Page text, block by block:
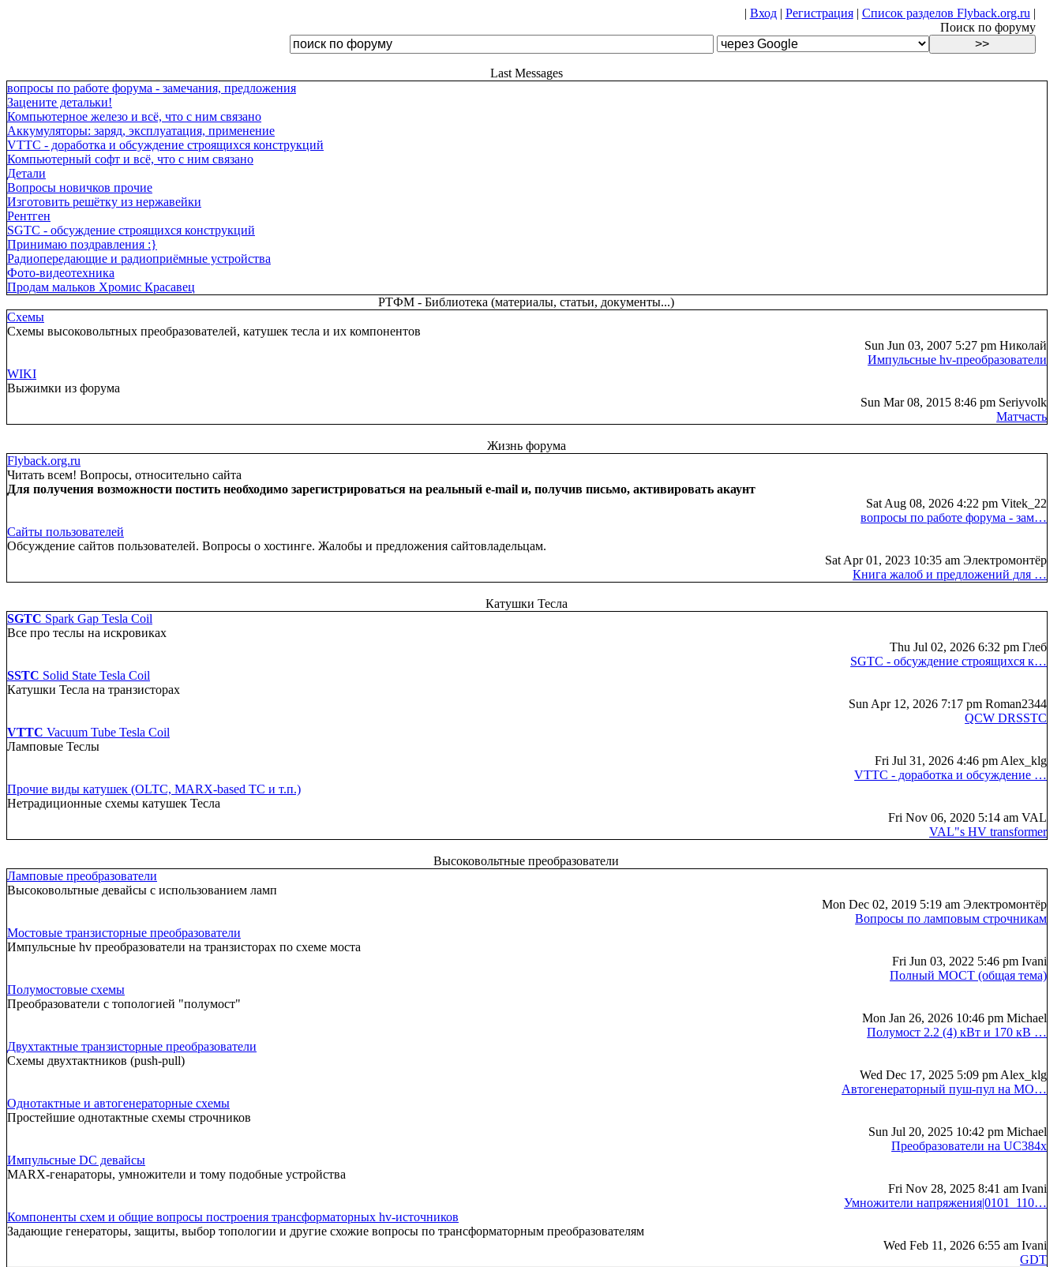
| Вход| Регистрация| Список разделов Flyback.org.ru |
Поиск по форуму
Last Messages
вопросы по работе форума - замечания, предложения
Зацените детальки!
Компьютерное железо и всё, что с ним связано
Аккумуляторы: заряд, эксплуатация, применение
VTTC - доработка и обсуждение строящихся конструкций
Компьютерный софт и всё, что с ним связано
Детали
Вопросы новичков прочие
Изготовить решётку из нержавейки
Рентген
SGTC - обсуждение строящихся конструкций
Принимаю поздравления :}
Радиопередающие и радиоприёмные устройства
Фото-видеотехника
Продам мальков Хромис Красавец
РТФМ - Библиотека (материалы, статьи, документы...)
Схемы
Схемы высоковольтных преобразователей, катушек тесла и их компонентов
Sun Jun 03, 2007 5:27 pm Николай
Импульсные hv-преобразователи
WIKI
Выжимки из форума
Sun Mar 08, 2015 8:46 pm Seriyvolk
Матчасть
Жизнь форума
Flyback.org.ru
Читать всем! Вопросы, относительно сайта
Для получения возможности постить необходимо зарегистрироваться на реальный e-mail и, получив письмо, активировать акаунт
Sat Aug 08, 2026 4:22 pm Vitek_22
вопросы по работе форума - зам…
Сайты пользователей
Обсуждение сайтов пользователей. Вопросы о хостинге. Жалобы и предложения сайтовладельцам.
Sat Apr 01, 2023 10:35 am Электромонтёр
Книга жалоб и предложений для …
Катушки Тесла
SGTC Spark Gap Tesla Coil
Все про теслы на искровиках
Thu Jul 02, 2026 6:32 pm Глеб
SGTC - обсуждение строящихся к…
SSTC Solid State Tesla Coil
Катушки Тесла на транзисторах
Sun Apr 12, 2026 7:17 pm Roman2344
QCW DRSSTC
VTTC Vacuum Tube Tesla Coil
Ламповые Теслы
Fri Jul 31, 2026 4:46 pm Alex_klg
VTTC - доработка и обсуждение …
Прочие виды катушек (OLTC, MARX-based TC и т.п.)
Нетрадиционные схемы катушек Тесла
Fri Nov 06, 2020 5:14 am VAL
VAL"s HV transformer
Высоковольтные преобразователи
Ламповые преобразователи
Высоковольтные девайсы с использованием ламп
Mon Dec 02, 2019 5:19 am Электромонтёр
Вопросы по ламповым строчникам
Мостовые транзисторные преобразователи
Импульсные hv преобразователи на транзисторах по схеме моста
Fri Jun 03, 2022 5:46 pm Ivani
Полный МОСТ (общая тема)
Полумостовые схемы
Преобразователи с топологией "полумост"
Mon Jan 26, 2026 10:46 pm Michael
Полумост 2.2 (4) кВт и 170 кВ …
Двухтактные транзисторные преобразователи
Схемы двухтактников (push-pull)
Wed Dec 17, 2025 5:09 pm Alex_klg
Автогенераторный пуш-пул на MO…
Однотактные и автогенераторные схемы
Простейшие однотактные схемы строчников
Sun Jul 20, 2025 10:42 pm Michael
Преобразователи на UC384x
Импульсные DC девайсы
MARX-генараторы, умножители и тому подобные устройства
Fri Nov 28, 2025 8:41 am Ivani
Умножители напряжения|0101_110…
Компоненты схем и общие вопросы построения трансформаторных hv-источников
Задающие генераторы, защиты, выбор топологии и другие схожие вопросы по трансформаторным преобразователям
Wed Feb 11, 2026 6:55 am Ivani
GDT